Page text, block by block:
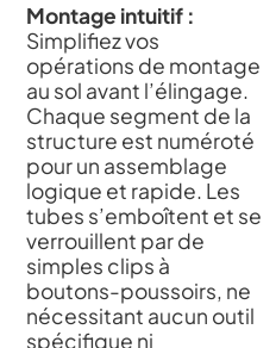
Montage intuitif :
Simplifiez vos
opérations de montage
au sol avant l’élingage.
Chaque segment de la
structure est numéroté
pour un assemblage
logique et rapide. Les
tubes s’emboîtent et se
verrouillent par de
simples clips à
boutons-poussoirs, ne
nécessitant aucun outil
spécifique ni